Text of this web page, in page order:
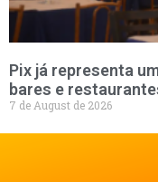
Pix já representa
bares e
7 de August de 2026